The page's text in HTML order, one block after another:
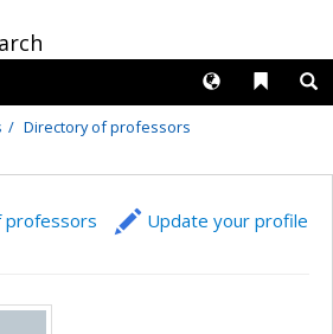
Liens
Langues
Directory of professors
professors Update your profile